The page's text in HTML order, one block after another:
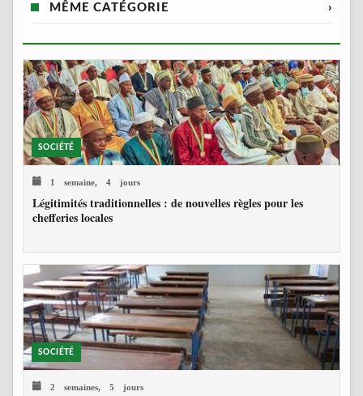
MÊME CATÉGORIE ›
SOCIÉTÉ
1 semaine, 4 jours
Légitimités traditionnelles : de nouvelles règles pour les
chefferies locales
SOCIÉTÉ
2 semaines, 5 jours